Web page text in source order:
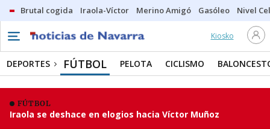
Brutal cogida Iraola-Víctor Merino Amigó Gasóleo Nivel
Kiosko
DEPORTES FÚTBOL PELOTA CICLISMO
FÚTBOL
Iraola se deshace en elogios hacia Víctor Muñoz